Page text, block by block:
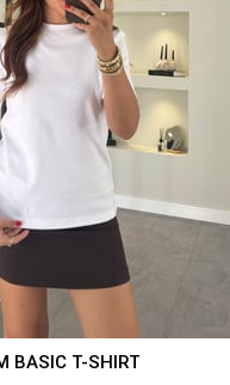
BASIC T-SHIRT